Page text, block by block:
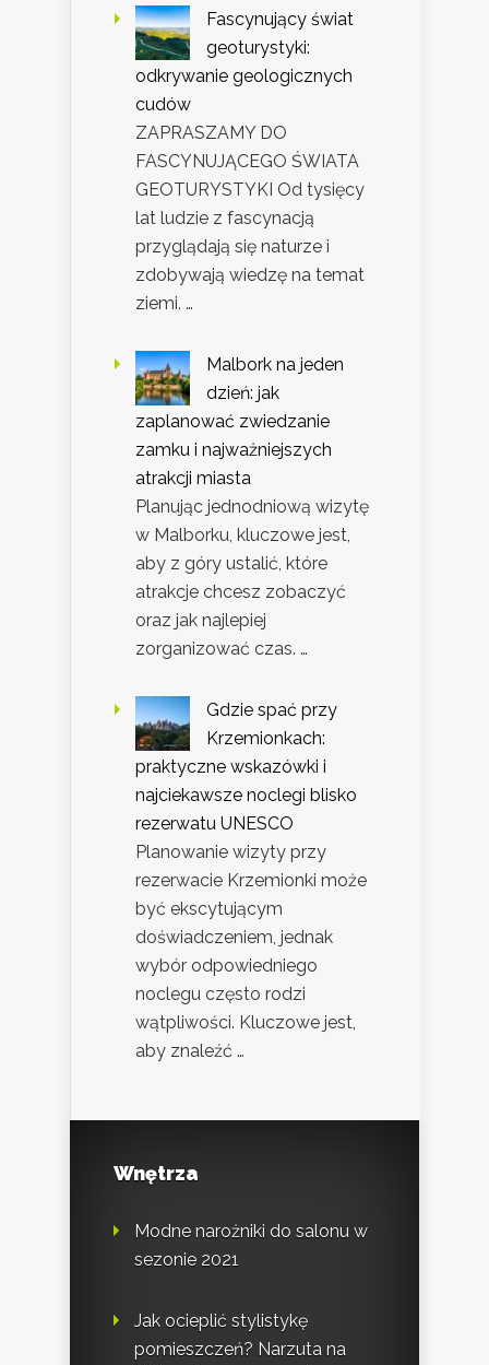
Fascynujący świat
geoturystyki:
odkrywanie geologicznych
cudów
ZAPRASZAMY DO
FASCYNUJĄCEGO ŚWIATA
GEOTURYSTYKI Od tysięcy
lat ludzie z fascynacją
przyglądają się naturze i
zdobywają wiedzę na temat
ziemi. …
Malbork na jeden
dzień: jak
zaplanować zwiedzanie
zamku i najważniejszych
atrakcji miasta
Planując jednodniową wizytę
w Malborku, kluczowe jest,
aby z góry ustalić, które
atrakcje chcesz zobaczyć
oraz jak najlepiej
zorganizować czas. …
Gdzie spać przy
Krzemionkach:
praktyczne wskazówki i
najciekawsze noclegi blisko
rezerwatu UNESCO
Planowanie wizyty przy
rezerwacie Krzemionki może
być ekscytującym
doświadczeniem, jednak
wybór odpowiedniego
noclegu często rodzi
wątpliwości. Kluczowe jest,
aby znaleźć …
Wnętrza
Modne narożniki do salonu w
sezonie 2021
Jak ocieplić stylistykę
pomieszczeń? Narzuta na